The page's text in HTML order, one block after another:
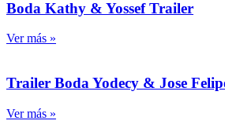
Boda Kathy & Yossef Trailer
Ver más »
Trailer Boda Yodecy & Jose
Ver más »